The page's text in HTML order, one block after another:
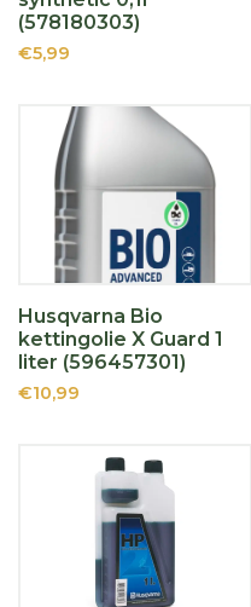
(578180303)
€5,99
Husqvarna Bio
kettingolie X Guard 1
liter (596457301)
€10,99